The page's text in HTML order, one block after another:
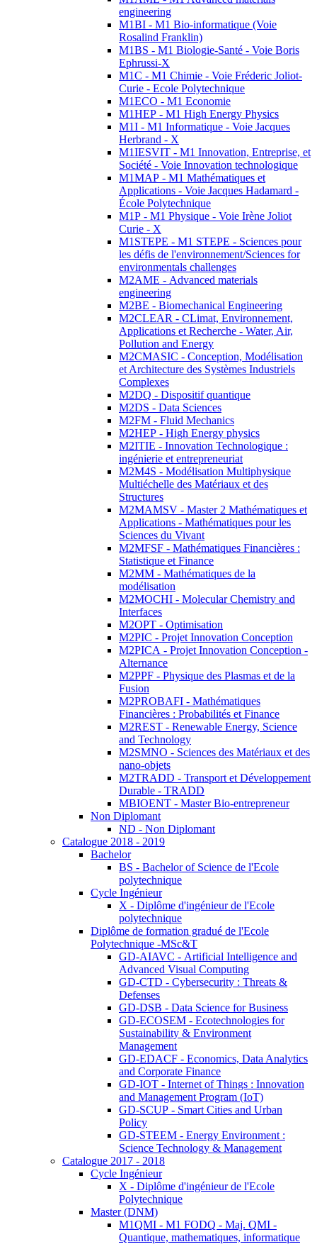
engineering
M1BI - M1 Bio-informatique (Voie
Rosalind Franklin)
M1BS - M1 Biologie-Santé - Voie Boris
Ephrussi-X
M1C - M1 Chimie - Voie Fréderic Joliot-
Curie - Ecole Polytechnique
M1ECO - M1 Economie
M1HEP - M1 High Energy Physics
M1I - M1 Informatique - Voie Jacques
Herbrand - X
M1IESVIT - M1 Innovation, Entreprise, et
Société - Voie Innovation technologique
M1MAP - M1 Mathématiques et
Applications - Voie Jacques Hadamard -
École Polytechnique
M1P - M1 Physique - Voie Irène Joliot
Curie - X
M1STEPE - M1 STEPE - Sciences pour
les défis de l'environnement/Sciences for
environmentals challenges
M2AME - Advanced materials
engineering
M2BE - Biomechanical Engineering
M2CLEAR - CLimat, Environnement,
Applications et Recherche - Water, Air,
Pollution and Energy
M2CMASIC - Conception, Modélisation
et Architecture des Systèmes Industriels
Complexes
M2DQ - Dispositif quantique
M2DS - Data Sciences
M2FM - Fluid Mechanics
M2HEP - High Energy physics
M2ITIE - Innovation Technologique :
ingénierie et entrepreneuriat
M2M4S - Modélisation Multiphysique
Multiéchelle des Matériaux et des
Structures
M2MAMSV - Master 2 Mathématiques et
Applications - Mathématiques pour les
Sciences du Vivant
M2MFSF - Mathématiques Financières :
Statistique et Finance
M2MM - Mathématiques de la
modélisation
M2MOCHI - Molecular Chemistry and
Interfaces
M2OPT - Optimisation
M2PIC - Projet Innovation Conception
M2PICA - Projet Innovation Conception -
Alternance
M2PPF - Physique des Plasmas et de la
Fusion
M2PROBAFI - Mathématiques
Financières : Probabilités et Finance
M2REST - Renewable Energy, Science
and Technology
M2SMNO - Sciences des Matériaux et des
nano-objets
M2TRADD - Transport et Développement
Durable - TRADD
MBIOENT - Master Bio-entrepreneur
Non Diplomant
ND - Non Diplomant
Catalogue 2018 - 2019
Bachelor
BS - Bachelor of Science de l'Ecole
polytechnique
Cycle Ingénieur
X - Diplôme d'ingénieur de l'Ecole
polytechnique
Diplôme de formation gradué de l'Ecole
Polytechnique -MSc&T
GD-AIAVC - Artificial Intelligence and
Advanced Visual Computing
GD-CTD - Cybersecurity : Threats &
Defenses
GD-DSB - Data Science for Business
GD-ECOSEM - Ecotechnologies for
Sustainability & Environment
Management
GD-EDACF - Economics, Data Analytics
and Corporate Finance
GD-IOT - Internet of Things : Innovation
and Management Program (IoT)
GD-SCUP - Smart Cities and Urban
Policy
GD-STEEM - Energy Environment :
Science Technology & Management
Catalogue 2017 - 2018
Cycle Ingénieur
X - Diplôme d'ingénieur de l'Ecole
Polytechnique
Master (DNM)
M1QMI - M1 FODQ - Maj. QMI -
Quantique, mathematiques, informatique